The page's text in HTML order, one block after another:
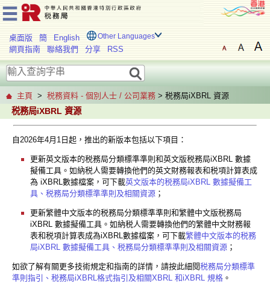
桌面版 簡 English Other Languages
網頁指南 聯絡我們 分享 RSS
主頁 > 税務資料 - 個別人士 / 公司業務 > 税務局iXBRL 資源
税務局iXBRL 資源
自2026年4月1日起，推出的新版本包括以下項目：
更新英文版本的税務局分類標準準則和英文版税務局iXBRL 數據
擬備工具。如納税人需要轉換他們的英文財務報表和税項計算表成
為 iXBRL數據檔案，可下載英文版本的税務局iXBRL 數據擬備工
具、税務局分類標準準則及相關資源 ；
更新繁體中文版本的税務局分類標準準則和繁體中文版税務局
iXBRL 數據擬備工具。如納税人需要轉換他們的繁體中文財務報
表和税項計算表成為iXBRL數據檔案，可下載繁體中文版本的税務
局iXBRL 數據擬備工具、税務局分類標準準則及相關資源 ；
如欲了解有關更多技術規定和指南的詳情，請按此細閱税務局分類標準
準則指引、税務局iXBRL格式指引及相關XBRL 和iXBRL 規格 。